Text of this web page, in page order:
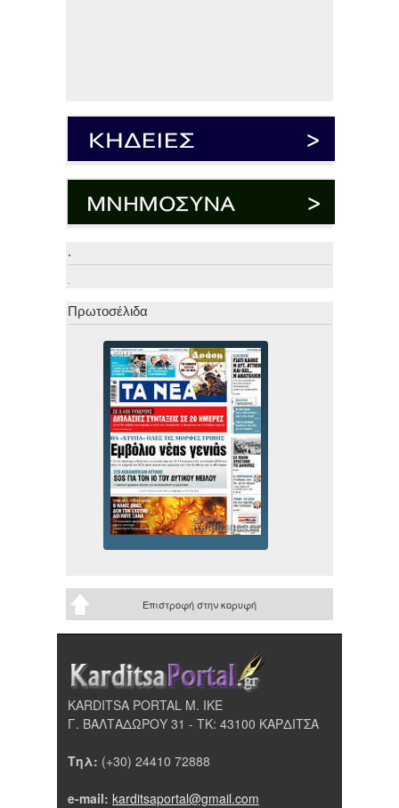
.
.
Πρωτοσέλιδα
Επιστροφή στην κορυφή
KARDITSA PORTAL Μ. ΙΚΕ
Γ. ΒΑΛΤΑΔΩΡΟΥ 31 - ΤΚ: 43100 ΚΑΡΔΙΤΣΑ
Τηλ: (+30) 24410 72888
e-mail: karditsaportal@gmail.com